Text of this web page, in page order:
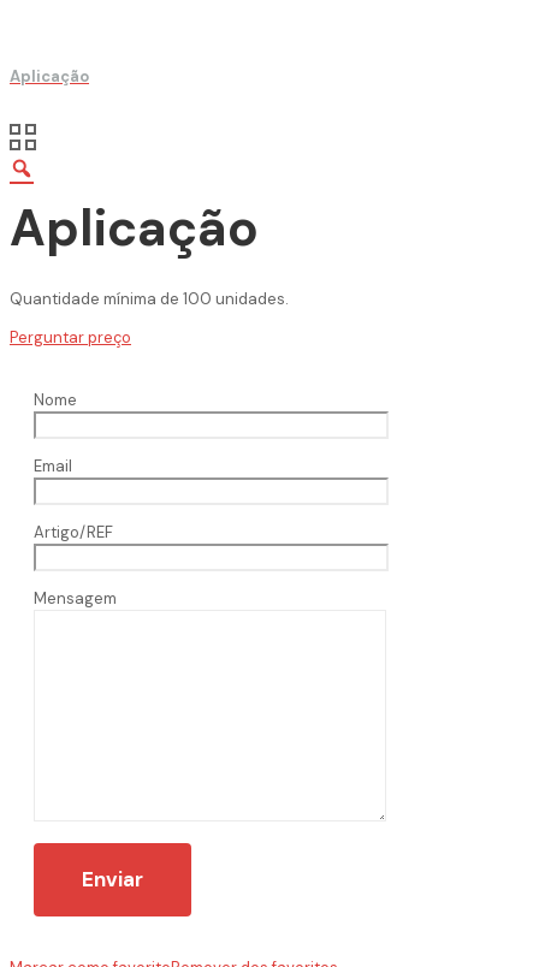
Aplicação
Aplicação
Quantidade mínima de 100 unidades.
Perguntar preço
Nome
Email
Artigo/REF
Mensagem